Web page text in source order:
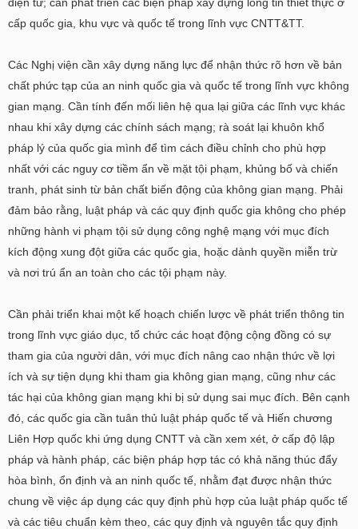
cấp quốc gia, khu vực và quốc tế trong lĩnh vực CNTT&TT.
Các Nghị viện cần xây dựng năng lực để nhận thức rõ hơn về bản
chất phức tạp của an ninh quốc gia và quốc tế trong lĩnh vực không
gian mạng. Cần tính đến mối liên hệ qua lại giữa các lĩnh vực khác
nhau khi xây dựng các chính sách mạng; rà soát lại khuôn khổ
pháp lý của quốc gia mình để tìm cách điều chỉnh cho phù hợp
nhất với các nguy cơ tiềm ẩn về mặt tội phạm, khủng bố và chiến
tranh, phát sinh từ bản chất biến động của không gian mạng. Phải
đảm bảo rằng, luật pháp và các quy định quốc gia không cho phép
những hành vi phạm tội sử dụng công nghệ mạng với mục đích
kích động xung đột giữa các quốc gia, hoặc dành quyền miễn trừ
và nơi trú ẩn an toàn cho các tội phạm này.
Cần phải triển khai một kế hoạch chiến lược về phát triển thông tin
trong lĩnh vực giáo dục, tổ chức các hoạt động cộng đồng có sự
tham gia của người dân, với mục đích nâng cao nhận thức về lợi
ích và sự tiện dụng khi tham gia không gian mạng, cũng như các
tác hại của không gian mạng khi bị sử dụng sai mục đích. Bên cạnh
đó, các quốc gia cần tuân thủ luật pháp quốc tế và Hiến chương
Liên Hợp quốc khi ứng dụng CNTT và cần xem xét, ở cấp độ lập
pháp và hành pháp, các biện pháp hợp tác có khả năng thúc đẩy
hòa bình, ổn định và an ninh quốc tế, nhằm đạt được nhận thức
chung về việc áp dụng các quy định phù hợp của luật pháp quốc tế
và các tiêu chuẩn kèm theo, các quy định và nguyên tắc quy định